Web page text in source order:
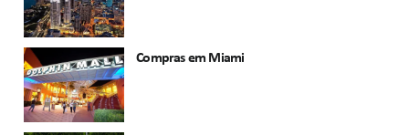
Compras em Miami